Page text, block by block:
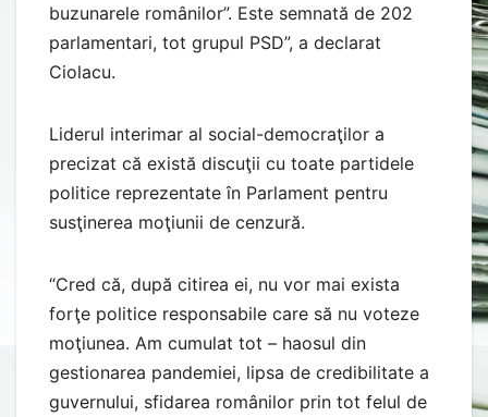
buzunarele românilor”. Este semnată de 202
parlamentari, tot grupul PSD”, a declarat
Ciolacu.
Liderul interimar al social-democraţilor a
precizat că există discuţii cu toate partidele
politice reprezentate în Parlament pentru
susţinerea moţiunii de cenzură.
“Cred că, după citirea ei, nu vor mai exista
forţe politice responsabile care să nu voteze
moţiunea. Am cumulat tot – haosul din
gestionarea pandemiei, lipsa de credibilitate a
guvernului, sfidarea românilor prin tot felul de